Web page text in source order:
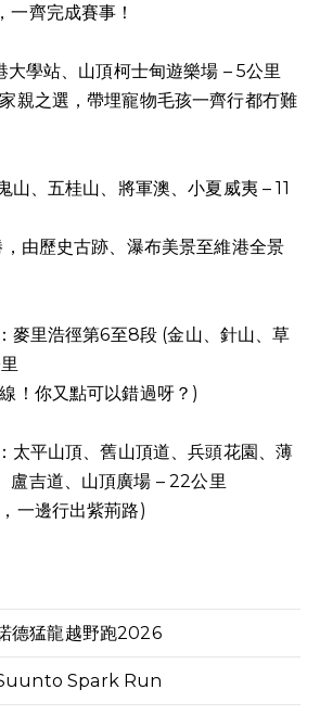
一齊完成賽事！
大學站、山頂柯士甸遊樂場 – 5公里
親之選，帶埋寵物毛孩一齊行都冇難
山、五桂山、將軍澳、小夏威夷 – 11
由歷史古跡、瀑布美景至維港全景
麥里浩徑第6至8段 (金山、針山、草
！你又點可以錯過呀？)
太平山頂、舊山頂道、兵頭花園、薄
盧吉道、山頂廣場 – 22公里
一邊行出紫荊路)
德猛龍越野跑2026
Spark Run